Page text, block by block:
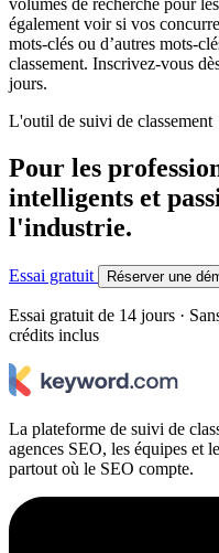
volumes de recherche pour
également voir si vos
mots-clés ou d’autres mots-
classement. Inscrivez-vous
jours.
L'outil de suivi de classement
Pour les
intelligents et
l'industrie.
Essai gratuit Réserver une
Essai gratuit de 14 jours ·
crédits inclus
La plateforme de suivi de
agences SEO, les équipes et
partout où le SEO compte.